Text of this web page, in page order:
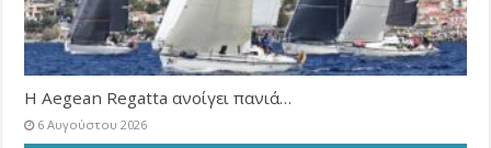
Η Aegean Regatta ανοίγει πανιά…
6 Αυγούστου 2026